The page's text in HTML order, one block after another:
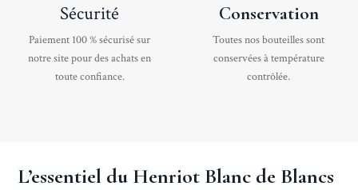
Sécurité
Paiement 100 % sécurisé sur
notre site pour des achats en
toute confiance.
Conservation
Toutes nos bouteilles sont
conservées à température
contrôlée.
L’essentiel du Henriot Blanc de Blancs